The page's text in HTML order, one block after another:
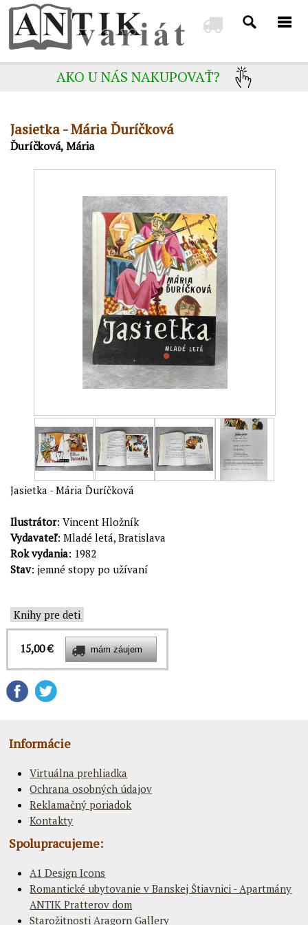
AKO U NÁS NAKUPOVAŤ?
Jasietka - Mária Ďuríčková
Ďuríčková, Mária
Jasietka - Mária Ďuríčková
Ilustrátor: Vincent Hložník
Vydavateľ: Mladé letá, Bratislava
Rok vydania: 1982
Stav: jemné stopy po užívaní
Knihy pre deti
15,00 €
Informácie
Virtuálna prehliadka
Ochrana osobných údajov
Reklamačný poriadok
Kontakty
Spolupracujeme:
A1 Design Icons
Romantické ubytovanie v Banskej Štiavnici - Apartmány
ANTIK Pratterov dom
Starožitnosti Aragorn Gallery